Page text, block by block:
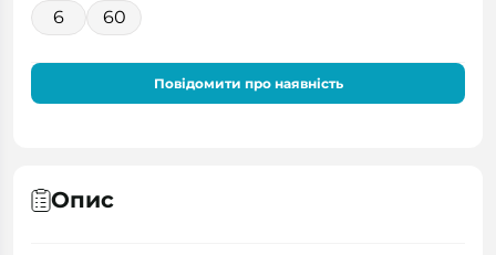
6 60
Повідомити про наявність
Опис